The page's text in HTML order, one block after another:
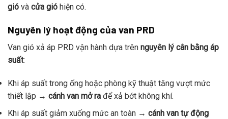
gió và cửa gió hiện có.
Nguyên lý hoạt động của van PRD
Van gió xả áp PRD vận hành dựa trên nguyên lý cân bằng áp
suất:
Khi áp suất trong ống hoặc phòng kỹ thuật tăng vượt mức
thiết lập → cánh van mở ra để xả bớt không khí.
Khi áp suất giảm xuống mức an toàn → cánh van tự động